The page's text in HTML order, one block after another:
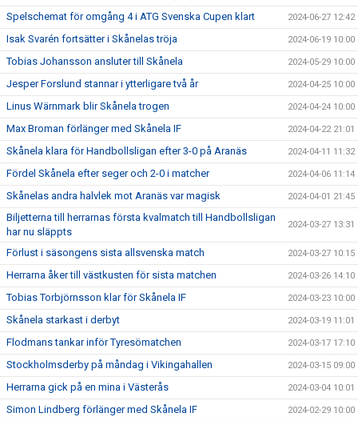
Spelschemat för omgång 4 i ATG Svenska Cupen klart 2024-06-27 12:42
Isak Svarén fortsätter i Skånelas tröja 2024-06-19 10:00
Tobias Johansson ansluter till Skånela 2024-05-29 10:00
Jesper Forslund stannar i ytterligare två år 2024-04-25 10:00
Linus Wärnmark blir Skånela trogen 2024-04-24 10:00
Max Broman förlänger med Skånela IF 2024-04-22 21:01
Skånela klara för Handbollsligan efter 3-0 på Aranäs 2024-04-11 11:32
Fördel Skånela efter seger och 2-0 i matcher 2024-04-06 11:14
Skånelas andra halvlek mot Aranäs var magisk 2024-04-01 21:45
Biljetterna till herrarnas första kvalmatch till Handbollsligan
har nu släppts
2024-03-27 13:31
Förlust i säsongens sista allsvenska match 2024-03-27 10:15
Herrarna åker till västkusten för sista matchen 2024-03-26 14:10
Tobias Torbjörnsson klar för Skånela IF 2024-03-23 10:00
Skånela starkast i derbyt 2024-03-19 11:01
Flodmans tankar inför Tyresömatchen 2024-03-17 17:10
Stockholmsderby på måndag i Vikingahallen 2024-03-15 09:00
Herrarna gick på en mina i Västerås 2024-03-04 10:01
Simon Lindberg förlänger med Skånela IF 2024-02-29 10:00